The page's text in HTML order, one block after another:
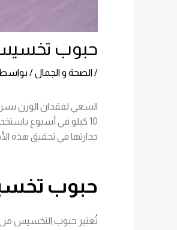
حبوب تخسيس 10 كيلو في أسبوع: تجربتي مع نتائج مذهلة في
/الصحة و الجمال/
السعي لفقدان الوزن
10 كيلو في أسبوع باستخدام حبوب التخسيس، مع التركيز على المزايا، النصائح، والتحذيرات لضمان تجربة صحية وآمنة. كما سنتعرف على
جدارتها في تحقيق هذه
حبوب تخسيس 10 كيلو